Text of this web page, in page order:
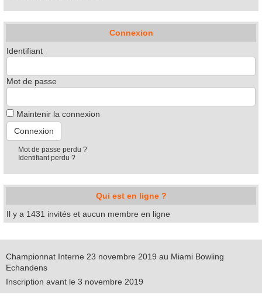
Connexion
Identifiant
Mot de passe
Maintenir la connexion
Mot de passe perdu ?
Identifiant perdu ?
Qui est en ligne ?
Il y a 1431 invités et aucun membre en ligne
Championnat Interne 23 novembre 2019 au Miami Bowling
Echandens
Inscription avant le 3 novembre 2019